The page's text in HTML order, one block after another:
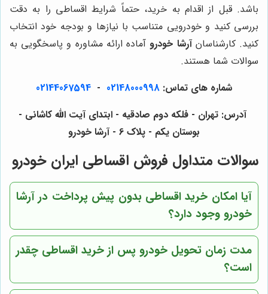
باشد. قبل از اقدام به خرید، حتماً شرایط اقساطی را به دقت
بررسی کنید و خودرویی متناسب با نیازها و بودجه خود انتخاب
کنید. کارشناسانآرشا خودروآماده ارائه مشاوره و پاسخگویی به
سوالات شما هستند.
شماره های تماس: 02148000998
-
02144067594
آدرس: تهران - فلکه دوم صادقیه - ابتدای آیت الله کاشانی -
بوستان یکم - پلاک 6 - آرشا خودرو
سوالات متداول فروش اقساطی ایران خودرو
آیا امکان خرید اقساطی بدون پیش پرداخت در آرشا
خودرو وجود دارد؟
مدت زمان تحویل خودرو پس از خرید اقساطی چقدر
است؟